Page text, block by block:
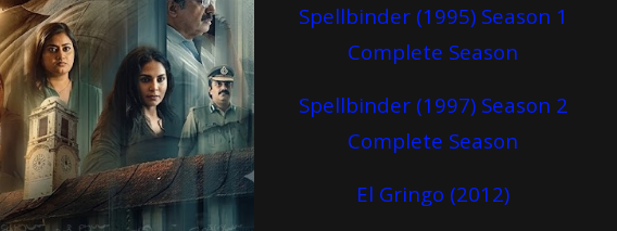
Spellbinder (1995) Season 1
Complete Season
Spellbinder (1997) Season 2
Complete Season
El Gringo (2012)